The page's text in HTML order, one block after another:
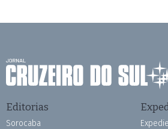
Editorias
Sorocaba